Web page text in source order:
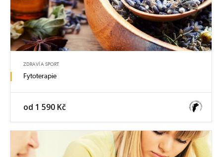
ZDRAVÍ A SPORT
Fytoterapie
od 1 590 Kč